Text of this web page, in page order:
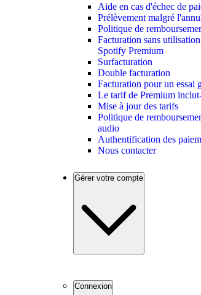
Aide en cas d'échec de
Prélèvement malgré
Politique de
Facturation sans
Spotify Premium
Surfacturation
Double facturation
Facturation pour un essai
Le tarif de Premium
Mise à jour des tarifs
Politique de
audio
Authentification des
Nous contacter
Gérer votre compte
Connexion